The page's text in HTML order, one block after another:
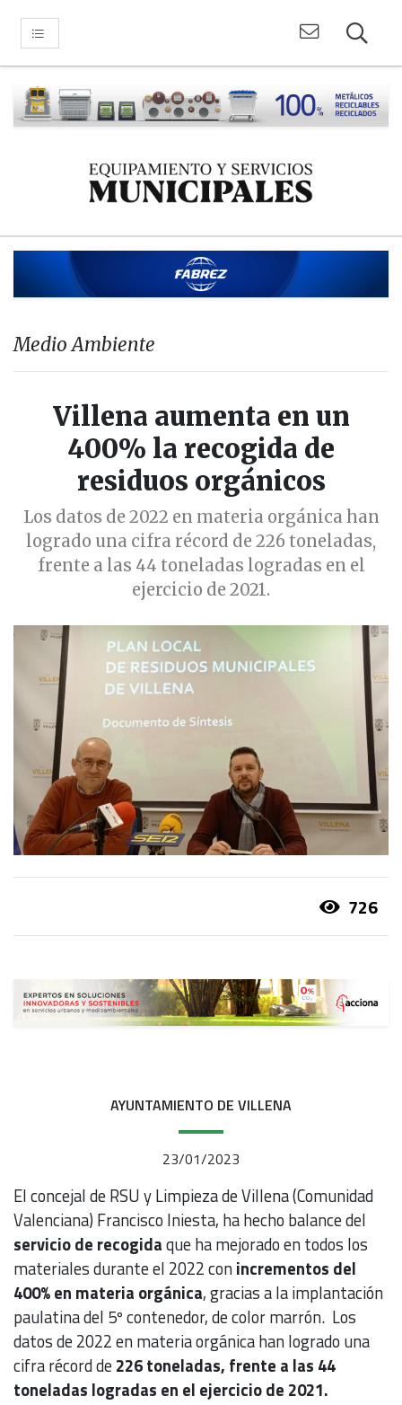
Medio Ambiente
Villena aumenta en un
400% la recogida de
residuos orgánicos
Los datos de 2022 en materia orgánica han
logrado una cifra récord de 226 toneladas,
frente a las 44 toneladas logradas en el
ejercicio de 2021.
726
AYUNTAMIENTO DE VILLENA
23/01/2023
El concejal de RSU y Limpieza de Villena (Comunidad
Valenciana) Francisco Iniesta, ha hecho balance del
servicio de recogidaque ha mejorado en todos los
materiales durante el 2022 conincrementos del
400% en materia orgánica, gracias a la implantación
paulatina del 5º contenedor, de color marrón. Los
datos de 2022 en materia orgánica han logrado una
cifra récord de226 toneladas, frente a las 44
toneladas logradas en el ejercicio de 2021.